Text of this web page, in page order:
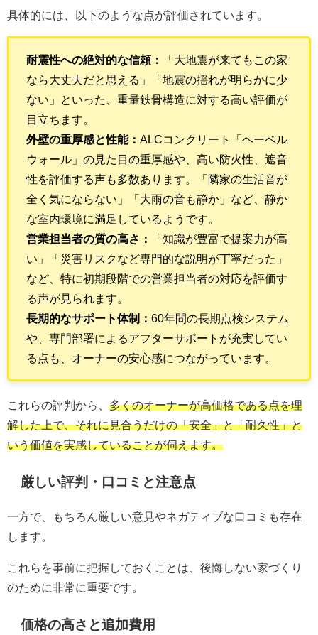
具体的には、以下のような点が評価されています。
耐震性への絶対的な信頼：
「大地震が来てもこの家
なら大丈夫だと思える」「地震の揺れが明らかに少
ない」といった、重量鉄骨構造に対する高い評価が
目立ちます。
外壁の重厚感と性能： ALCコンクリート「ヘーベル
ウォール」の見た目の重厚感や、高い防火性、遮音
性を評価する声も多数あります。「隣家の生活音が
全く気にならない」「大雨の音も静か」など、静か
な室内環境に満足しているようです。
営業担当者の質の高さ：
「知識が豊富で提案力が高
い」「災害リスクなど専門的な説明が丁寧だった」
など、特に初期段階での営業担当者の対応を評価す
る声が見られます。
長期的なサポート体制： 60年間の長期点検システム
や、専門部署によるアフターサポートが充実してい
る点も、オーナーの安心感につながっています。
これらの評判から、 多くのオーナーが高価格である点を理
解した上で、それに見合うだけの「安全」と「耐久性」と
いう価値を実感していることが伺えます。
厳しい評判・口コミと注意点
一方で、もちろん厳しい意見やネガティブな口コミも存在
します。
これらを事前に把握しておくことは、後悔しない家づくり
のために非常に重要です。
価格の高さと追加費用